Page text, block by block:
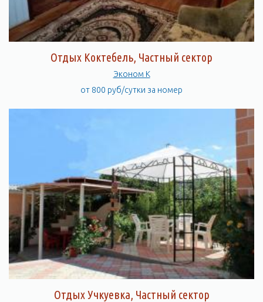
Отдых Коктебель, Частный сектор
Эконом К
от 800 руб/сутки за номер
Отдых Учкуевка, Частный сектор